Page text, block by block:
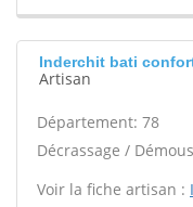
Inderchit bati
Artisan
Département: 78
Décrassage /
Voir la fiche artisan :